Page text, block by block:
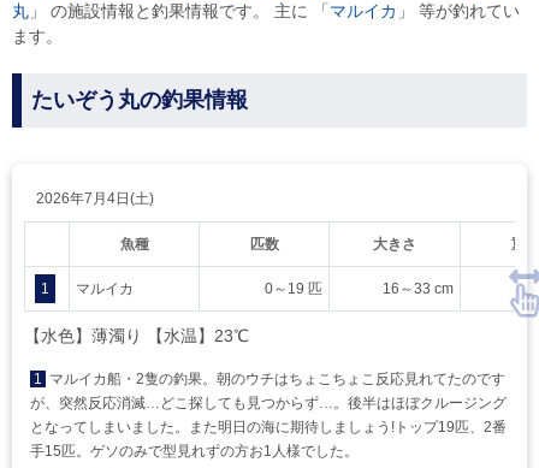
丸 」 の施設情報と釣果情報です。 主に 「 マルイカ 」 等が釣れてい
ます。
たいぞう丸の釣果情報
2026年7月4日(土)
魚種 匹数 大きさ 重さ
1 マルイカ 0～19 匹 16～33 cm
【水色】薄濁り 【水温】23℃
1 マルイカ船・2隻の釣果。朝のウチはちょこちょこ反応見れてたのです
が、突然反応消滅…どこ探しても見つからず…。後半はほぼクルージング
となってしまいました。また明日の海に期待しましょう!トップ19匹、2番
手15匹。ゲソのみで型見れずの方お1人様でした。